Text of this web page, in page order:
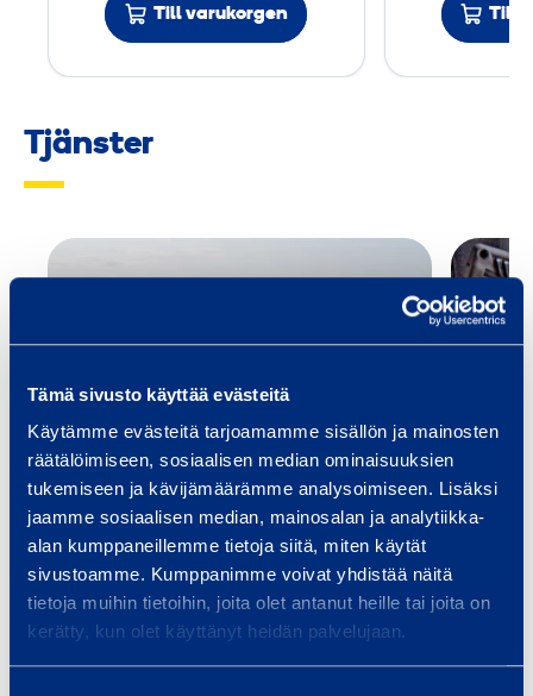
Tämä sivusto käyttää evästeitä
Käytämme evästeitä tarjoamamme sisällön ja mainosten
räätälöimiseen, sosiaalisen median ominaisuuksien
tukemiseen ja kävijämäärämme analysoimiseen. Lisäksi
jaamme sosiaalisen median, mainosalan ja analytiikka-
alan kumppaneillemme tietoja siitä, miten käytät
sivustoamme. Kumppanimme voivat yhdistää näitä
tietoja muihin tietoihin, joita olet antanut heille tai joita on
kerätty, kun olet käyttänyt heidän palvelujaan.
V
4
X
Till varukorgen Till
Tjänster
tjänster för
infrastrukturbyggande, oavsett
om ditt projekt är en bro, tunnel,
…
Läs mer